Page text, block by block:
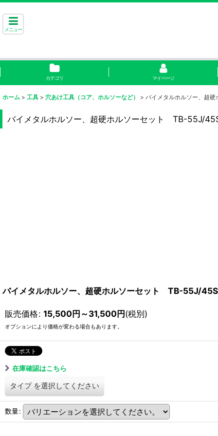
メニュー
カテゴリ マイページ
ホーム > 工具 > 穴あけ工具（コア、ホルソーなど） > バイメタルホルソー、
バイメタルホルソー、超硬ホルソーセット TB-
バイメタルホルソー、超硬ホルソーセット TB-
販売価格: 15,500円～31,500円(税別)
オプションにより価格が変わる場合もあります。
在庫確認はこちら
タイプ を選択してください
数量: